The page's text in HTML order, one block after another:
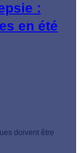
:
en été